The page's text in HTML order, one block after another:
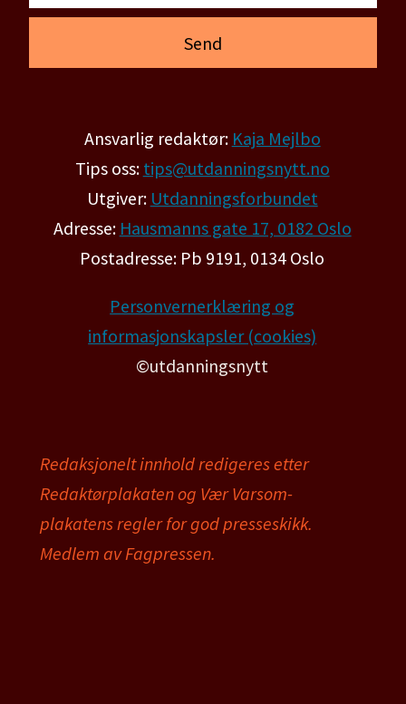
Ansvarlig redaktør: Kaja Mejlbo
Tips oss: tips@utdanningsnytt.no
Utgiver: Utdanningsforbundet
Adresse: Hausmanns gate 17, 0182 Oslo
Postadresse: Pb 9191, 0134 Oslo
Personvernerklæring og
informasjonskapsler (cookies)
©utdanningsnytt
Redaksjonelt innhold redigeres etter
Redaktørplakaten og Vær Varsom-
plakatens regler for god presseskikk.
Medlem av Fagpressen.